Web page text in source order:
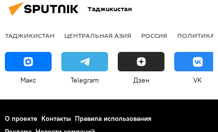
Таджикистан
ТАДЖИКИСТАН ЦЕНТРАЛЬНАЯ АЗИЯ РОССИЯ ПОЛИТИКА
Макс Telegram Дзен VK
О проекте Контакты Правила использования